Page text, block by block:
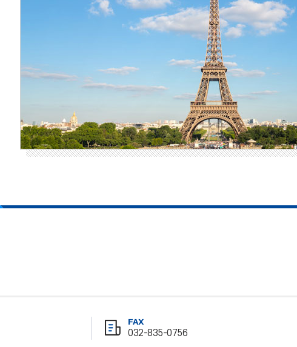
FAX
032-835-0756